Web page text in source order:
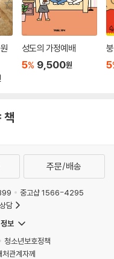
성도의 가정예배
5% 9,500원 5
책
주문/배송
중고샵 1566-4295
담
보
청소년보호정책
처관계자께